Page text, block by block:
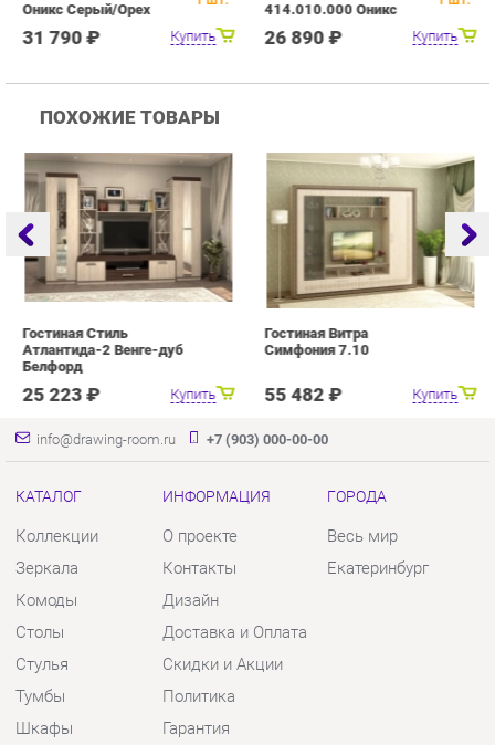
Купить
Гостиная Стиль
Атлантида-2 Венге-дуб
Белфорд
25 223 ₽ Купить
Гостиная Витра
Симфония 7.10
info@drawing-room.ru +7 (903) 000-00-00
КАТАЛОГ
Коллекции
Комоды
Тумбы
Шкафы
Комплектующие
ИНФОРМАЦИЯ
О проекте
Дизайн
Скидки и Акции
Политика
Гарантия
Помощь
ГОРОДА
Весь мир
КОНТАКТЫ
Шоурум и склад самовывоза
Адрес: г. Екатеринбург, пер.